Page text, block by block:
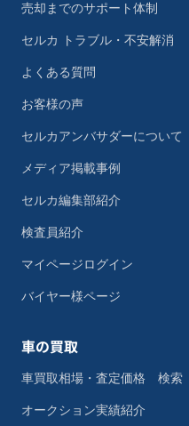
売却までのサポート体制
セルカ トラブル・不安解消
よくある質問
お客様の声
セルカアンバサダーについて
メディア掲載事例
セルカ編集部紹介
検査員紹介
マイページログイン
バイヤー様ページ
車の買取
車買取相場・査定価格 検索
オークション実績紹介